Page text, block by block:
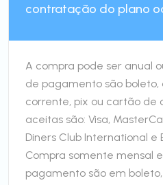
contratação do plano
A compra pode ser anual
de pagamento são
corrente, pix ou cartão de
aceitas são: Visa,
Diners Club International e
Compra somente mensal
pagamento são em